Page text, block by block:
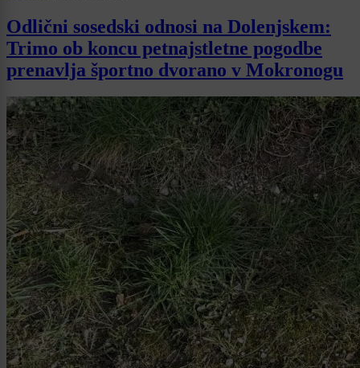
Odlični sosedski odnosi na Dolenjskem:
Trimo ob koncu petnajstletne pogodbe
prenavlja športno dvorano v Mokronogu